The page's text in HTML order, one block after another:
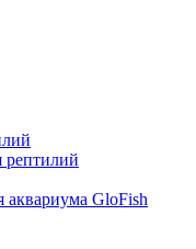
рептилий
аквариума GloFish